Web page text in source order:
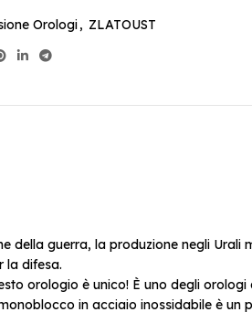
Orologi, ZLATOUST
guerra, la produzione negli Urali
la difesa.
orologio è unico! È uno degli
in acciaio inossidabile è un